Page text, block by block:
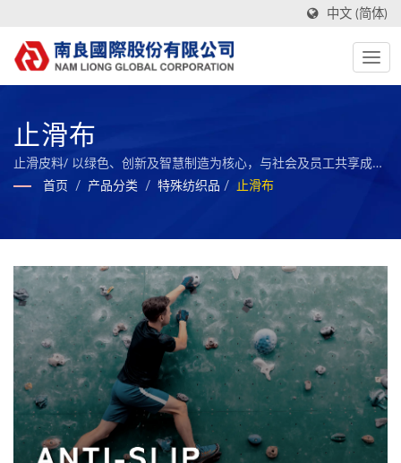
中文 (简体)
止滑布
止滑皮料/ 以绿色、创新及智慧制造为核心，与社会及员工共享成
果，永续经营的全球复合材料之标竿企业。
首页 / 产品分类 / 特殊纺织品 / 止滑布